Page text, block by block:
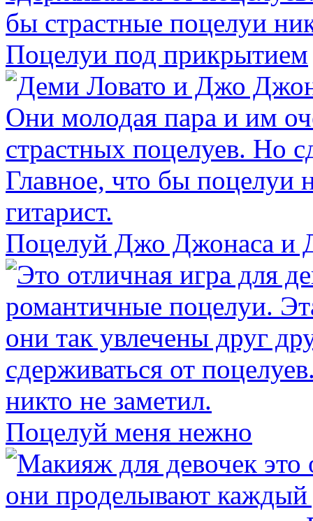
Поцелуи под прикрытием
Поцелуй Джо Джонаса и
Поцелуй меня нежно